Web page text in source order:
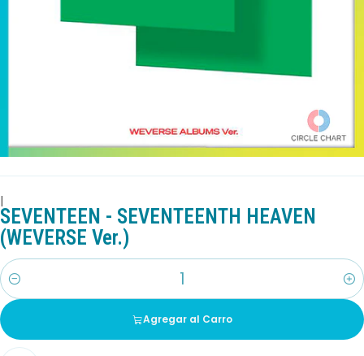
|
SEVENTEEN - SEVENTEENTH HEAVEN
(WEVERSE Ver.)
Cantidad
Agregar al Carro